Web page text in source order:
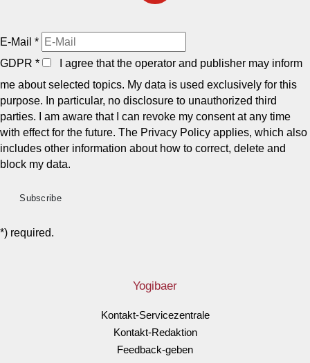
E-Mail *
GDPR *
I agree that the operator and publisher may inform
me about selected topics. My data is used exclusively for this
purpose. In particular, no disclosure to unauthorized third
parties. I am aware that I can revoke my consent at any time
with effect for the future. The Privacy Policy applies, which also
includes other information about how to correct, delete and
block my data.
*) required.
Yogibaer
Kontakt-Servicezentrale
Kontakt-Redaktion
Feedback-geben